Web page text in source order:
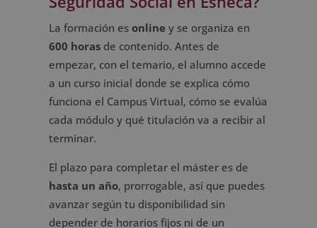
La formación es online y se organiza en
600 horasde contenido. Antes de
empezar, con el temario, el alumno accede
a un curso inicial donde se explica cómo
funciona el Campus Virtual, cómo se evalúa
cada módulo y qué titulación va a recibir al
terminar.
El plazo para completar el máster es de
hasta un año, prorrogable, así que puedes
avanzar según tu disponibilidad sin
depender de horarios fijos ni de un